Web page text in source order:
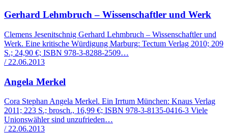
Gerhard Lehmbruch – Wissenschaftler und Werk
Clemens Jesenitschnig Gerhard Lehmbruch – Wissenschaftler und
Werk. Eine kritische Würdigung Marburg: Tectum Verlag 2010; 209
S.; 24,90 €; ISBN 978-3-8288-2509…
/ 22.06.2013
Angela Merkel
Cora Stephan Angela Merkel. Ein Irrtum München: Knaus Verlag
2011; 223 S.; brosch., 16,99 €; ISBN 978-3-8135-0416-3 Viele
Unionswähler sind unzufrieden…
/ 22.06.2013